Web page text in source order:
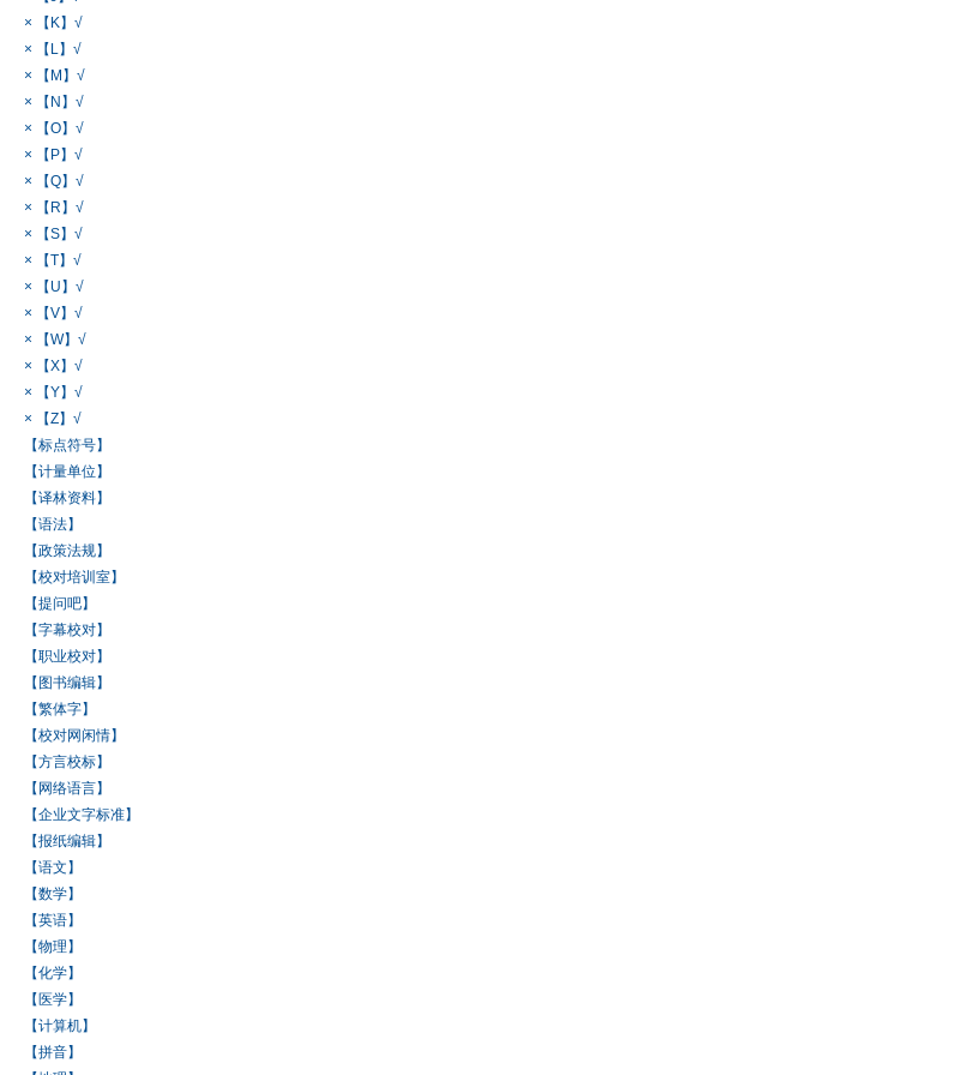
× 【K】√
× 【L】√
× 【M】√
× 【N】√
× 【O】√
× 【P】√
× 【Q】√
× 【R】√
× 【S】√
× 【T】√
× 【U】√
× 【V】√
× 【W】√
× 【X】√
× 【Y】√
× 【Z】√
【标点符号】
【计量单位】
【译林资料】
【语法】
【政策法规】
【校对培训室】
【提问吧】
【字幕校对】
【职业校对】
【图书编辑】
【繁体字】
【校对网闲情】
【方言校标】
【网络语言】
【企业文字标准】
【报纸编辑】
【语文】
【数学】
【英语】
【物理】
【化学】
【医学】
【计算机】
【拼音】